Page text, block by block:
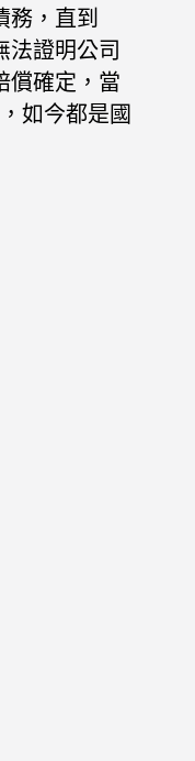
務，直到
法證明公司
償確定，當
如今都是國